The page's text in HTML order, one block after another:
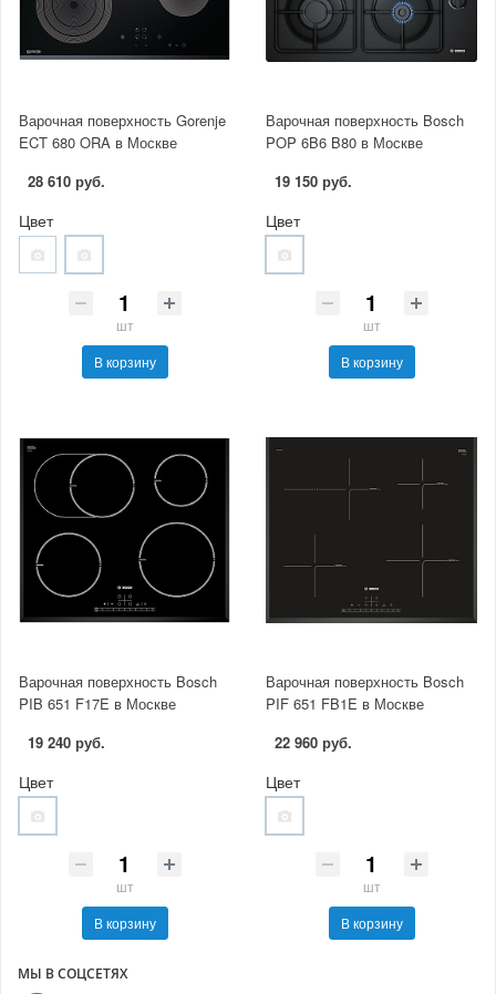
Варочная поверхность Gorenje
ECT 680 ORA в Москве
28 610 руб.
Цвет
шт
В корзину
Варочная поверхность Bosch
POP 6B6 B80 в Москве
19 150 руб.
Цвет
шт
В корзину
Варочная поверхность Bosch
PIB 651 F17E в Москве
19 240 руб.
Цвет
шт
В корзину
Варочная поверхность Bosch
PIF 651 FB1E в Москве
22 960 руб.
Цвет
шт
В корзину
МЫ В СОЦСЕТЯХ